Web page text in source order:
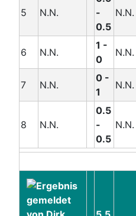
5 N.N.
-
0.5
N.N.
6 N.N.
1 -
0
N.N.
7 N.N.
0 -
1
N.N.
8 N.N.
0.5
-
0.5
N.N.